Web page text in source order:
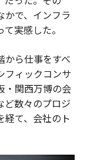
かで、インフラ
実感した。
から仕事をすべ
フィックコンサ
・関西万博の会
ど数々のプロジ
経て、会社のト